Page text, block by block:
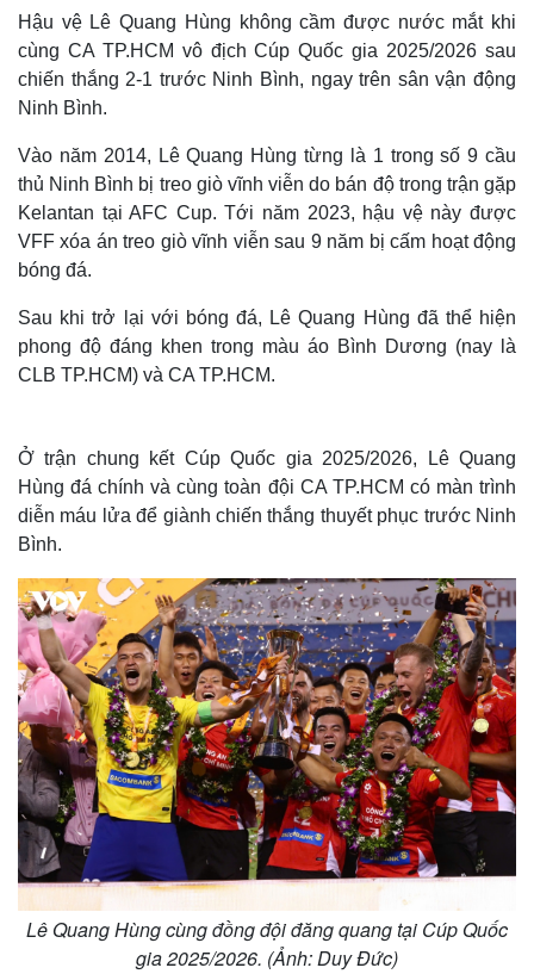
Multimedia
Hậu vệ Lê Quang Hùng không cầm được nước mắt khi
cùng CA TP.HCM vô địch Cúp Quốc gia 2025/2026 sau
chiến thắng 2-1 trước Ninh Bình, ngay trên sân vận động
Ninh Bình.
Vào năm 2014, Lê Quang Hùng từng là 1 trong số 9 cầu
thủ Ninh Bình bị treo giò vĩnh viễn do bán độ trong trận gặp
Kelantan tại AFC Cup. Tới năm 2023, hậu vệ này được
VFF xóa án treo giò vĩnh viễn sau 9 năm bị cấm hoạt động
bóng đá.
Sau khi trở lại với bóng đá, Lê Quang Hùng đã thể hiện
phong độ đáng khen trong màu áo Bình Dương (nay là
CLB TP.HCM) và CA TP.HCM.
Ở trận chung kết Cúp Quốc gia 2025/2026, Lê Quang
Hùng đá chính và cùng toàn đội CA TP.HCM có màn trình
diễn máu lửa để giành chiến thắng thuyết phục trước Ninh
Bình.
Lê Quang Hùng cùng đồng đội đăng quang tại Cúp Quốc
gia 2025/2026. (Ảnh: Duy Đức)